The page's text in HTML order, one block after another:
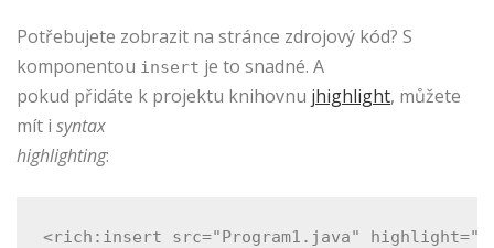
Potřebujete zobrazit na stránce zdrojový kód? S
komponentou insert je to snadné. A
pokud přidáte k projektu knihovnu jhighlight, můžete
mít i syntax
highlighting:
<rich:insert src="Program1.java"